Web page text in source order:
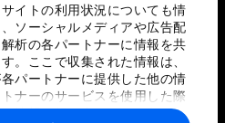
イトの利用状況についても情
ソーシャルメディアや広告配
析の各パートナーに情報を共
。ここで収集された情報は、
パートナーに提供した他の情
ナーのサービスを使用した際
た情報と組み合わされ、各パー